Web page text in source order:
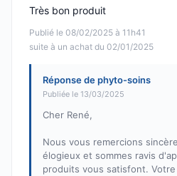
Publié le 08/02/2025 à 11h41
suite à un achat du 02/01/2025
Très bon produit
Réponse de phyto-soins
Publiée le 13/03/2025
Cher René,
Nous vous remercions
élogieux et sommes ravis
produits vous satisfont.